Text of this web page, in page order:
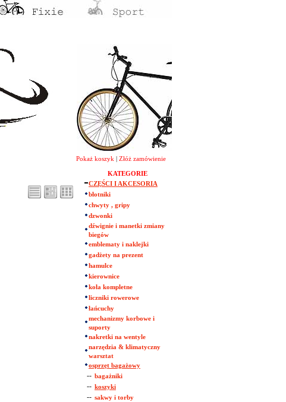
Pokaż koszyk Złóż zamówienie
KATEGORIE
CZĘŚCI I AKCESORIA
błotniki
chwyty , gripy
dzwonki
dźwignie i manetki zmiany
biegów
emblematy i naklejki
gadżety na prezent
hamulce
kierownice
koła kompletne
liczniki rowerowe
łańcuchy
mechanizmy korbowe i
suporty
nakretki na wentyle
narzędzia & klimatyczny
warsztat
osprzęt bagażowy
-- bagażniki
-- koszyki
-- sakwy i torby